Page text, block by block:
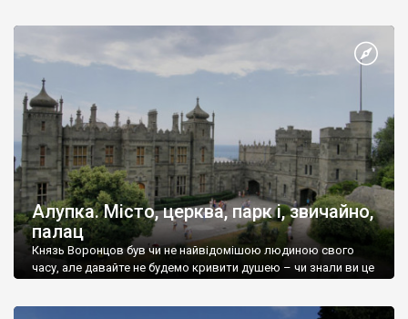
Алупка. Місто, церква, парк і, звичайно,
палац
Князь Воронцов був чи не найвідомішою людиною свого
часу, але давайте не будемо кривити душею – чи знали ви це